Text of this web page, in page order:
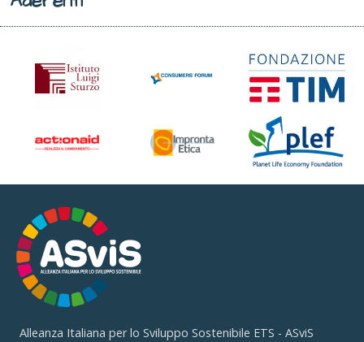
Alleanza Italiana per lo Sviluppo Sostenibile ETS - ASviS